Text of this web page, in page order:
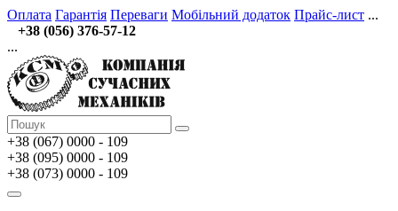
Оплата Гарантія Переваги Мобільний додаток Прайс-лист ...
+38 (056) 376-57-12
...
+38 (067) 0000 - 109
+38 (095) 0000 - 109
+38 (073) 0000 - 109